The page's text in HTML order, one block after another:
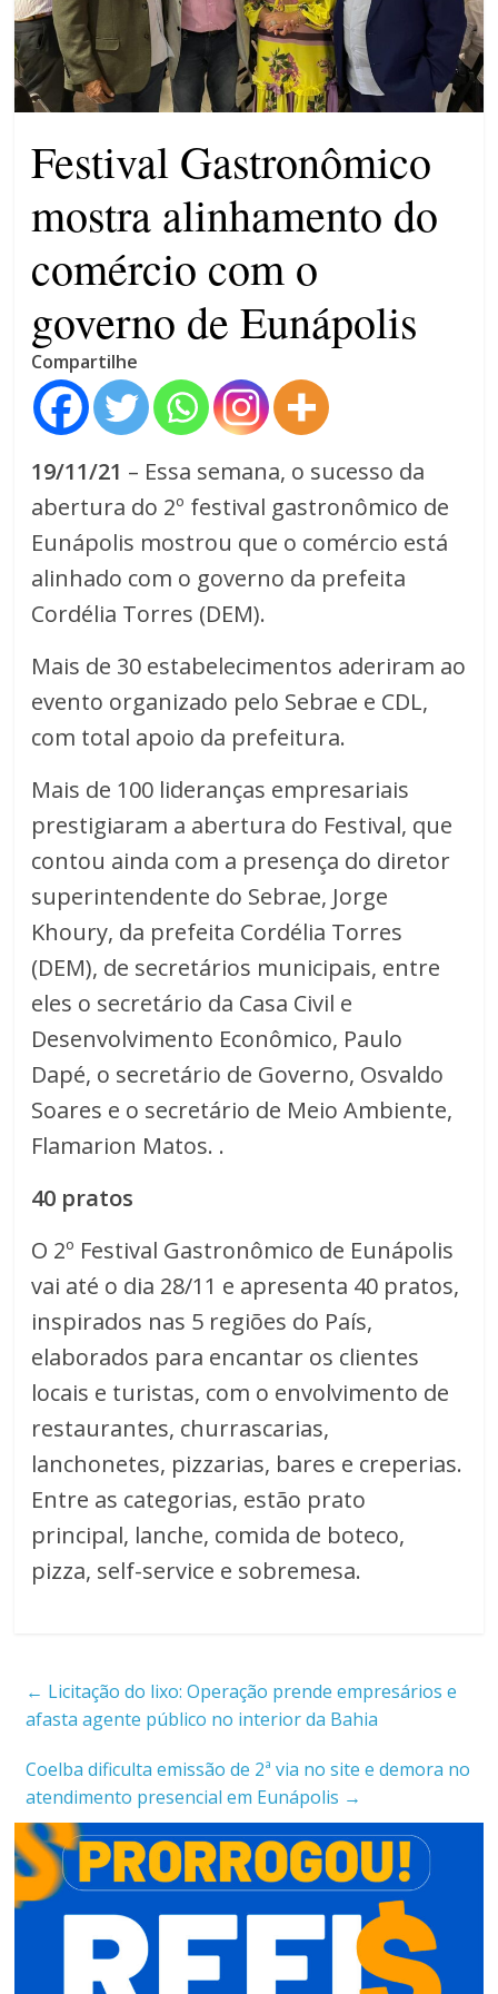
O patrimônio dos candidatos
CNJ acaba com aposentadoria
compulsória como punição
máxima para magistrados
Festival Gastronômico
mostra alinhamento do
comércio com o
governo de Eunápolis
Compartilhe
19/11/21 – Essa semana, o sucesso da
abertura do 2º festival gastronômico de
Eunápolis mostrou que o comércio está
alinhado com o governo da prefeita
Cordélia Torres (DEM).
Mais de 30 estabelecimentos aderiram ao
evento organizado pelo Sebrae e CDL,
com total apoio da prefeitura.
Mais de 100 lideranças empresariais
prestigiaram a abertura do Festival, que
contou ainda com a presença do diretor
superintendente do Sebrae, Jorge
Khoury, da prefeita Cordélia Torres
(DEM), de secretários municipais, entre
eles o secretário da Casa Civil e
Desenvolvimento Econômico, Paulo
Dapé, o secretário de Governo, Osvaldo
Soares e o secretário de Meio Ambiente,
Flamarion Matos. .
40 pratos
O 2º Festival Gastronômico de Eunápolis
vai até o dia 28/11 e apresenta 40 pratos,
inspirados nas 5 regiões do País,
elaborados para encantar os clientes
locais e turistas, com o envolvimento de
restaurantes, churrascarias,
lanchonetes, pizzarias, bares e creperias.
Entre as categorias, estão prato
principal, lanche, comida de boteco,
pizza, self-service e sobremesa.
← Licitação do lixo: Operação prende empresários e
afasta agente público no interior da Bahia
Coelba dificulta emissão de 2ª via no site e demora no
atendimento presencial em Eunápolis →